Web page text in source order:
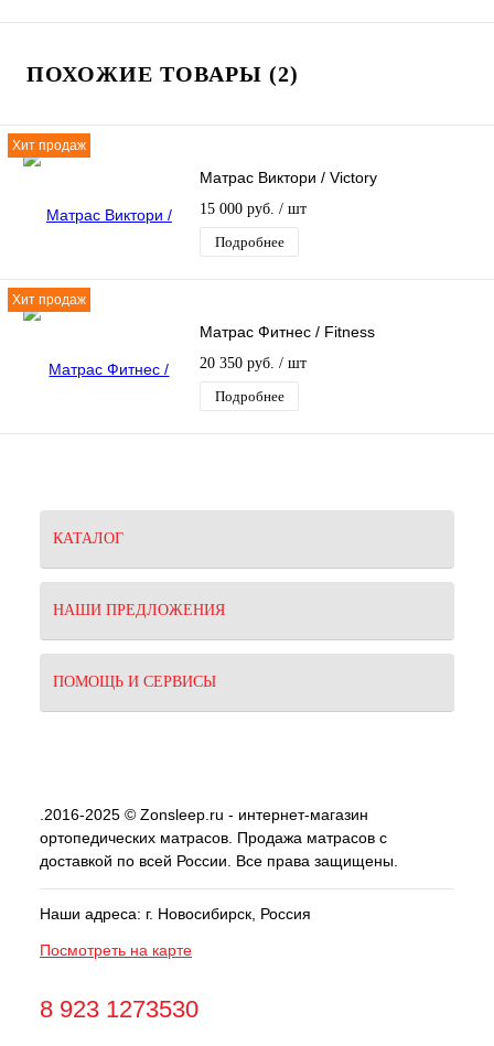
ПОХОЖИЕ ТОВАРЫ (2)
Хит продаж
Матрас Виктори / Victory
15 000 руб. / шт
Подробнее
Хит продаж
Матрас Фитнес / Fitness
20 350 руб. / шт
Подробнее
КАТАЛОГ
НАШИ ПРЕДЛОЖЕНИЯ
ПОМОЩЬ И СЕРВИСЫ
.2016-2025 © Zonsleep.ru - интернет-магазин
ортопедических матрасов. Продажа матрасов с
доставкой по всей России. Все права защищены.
Наши адреса: г. Новосибирск, Россия
Посмотреть на карте
8 923 1273530